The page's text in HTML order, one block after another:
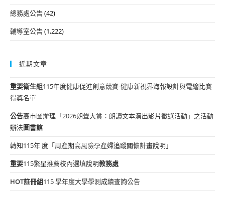
總務處公告(42)
輔導室公告(1,222)
近期文章
重要衛生組115年度健康促進創意競賽-健康新視界海報設計與電繪比賽
得獎名單
公告高市圖辦理「2026朗聲大賞：朗讀文本演出影片徵選活動」之活動
辦法圖書館
轉知115年 度「周產期高風險孕產婦追蹤關懷計畫說明」
重要115繁星推薦校內選填說明教務處
HOT註冊組115 學年度大學學測成績查詢公告